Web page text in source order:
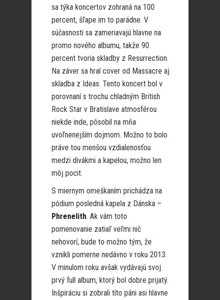
sa týka koncertov zohraná na 100
percent, šľape im to parádne. V
súčasnosti sa zameriavajú hlavne na
promo nového albumu, takže 90
percent tvoria skladby z Resurrection.
Na záver sa hral cover od Massacre aj
skladba z Ideas. Tento koncert bol v
porovnaní s trochu chladným British
Rock Star v Bratislave atmosférou
niekde inde, pôsobil na mňa
uvoľnenejším dojmom. Možno to bolo
práve tou menšou vzdialenosťou
medzi divákmi a kapelou, možno len
môj pocit.
S miernym omeškaním prichádza na
pódium posledná kapela z Dánska –
Phrenelith. Ak vám toto
pomenovanie zatiaľ veľmi nič
nehovorí, bude to možno tým, že
vznikli pomerne nedávno v roku 2013.
V minulom roku avšak vydávajú svoj
prvý full album, ktorý bol dobre prijatý.
Inšpiráciu si zobrali títo páni asi hlavne